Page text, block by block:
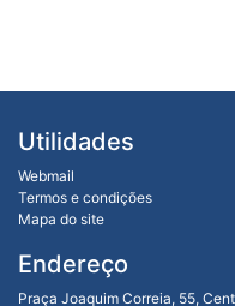
Utilidades
Webmail
Termos e condições
Mapa do site
Endereço
Praça Joaquim Correia, 55,